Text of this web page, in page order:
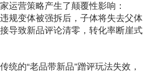
运营策略产生了颠覆性影响：
规变体被强拆后，子体将失去父体
导致新品评论清零，转化率断崖式
传统的“老品带新品”蹭评玩法失效，